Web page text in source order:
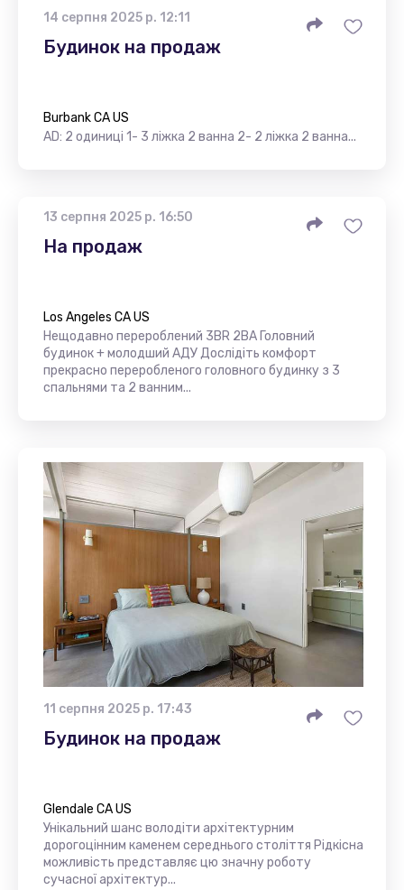
14 серпня 2025 р. 12:11
Будинок на продаж
Burbank CA US
AD: 2 одиниці 1- 3 ліжка 2 ванна 2- 2 ліжка 2 ванна...
13 серпня 2025 р. 16:50
На продаж
Los Angeles CA US
Нещодавно перероблений 3BR 2BA Головний
будинок + молодший АДУ Дослідіть комфорт
прекрасно переробленого головного будинку з 3
спальнями та 2 ванним...
11 серпня 2025 р. 17:43
Будинок на продаж
Glendale CA US
Унікальний шанс володіти архітектурним
дорогоцінним каменем середнього століття Рідкісна
можливість представляє цю значну роботу
сучасної архітектур...